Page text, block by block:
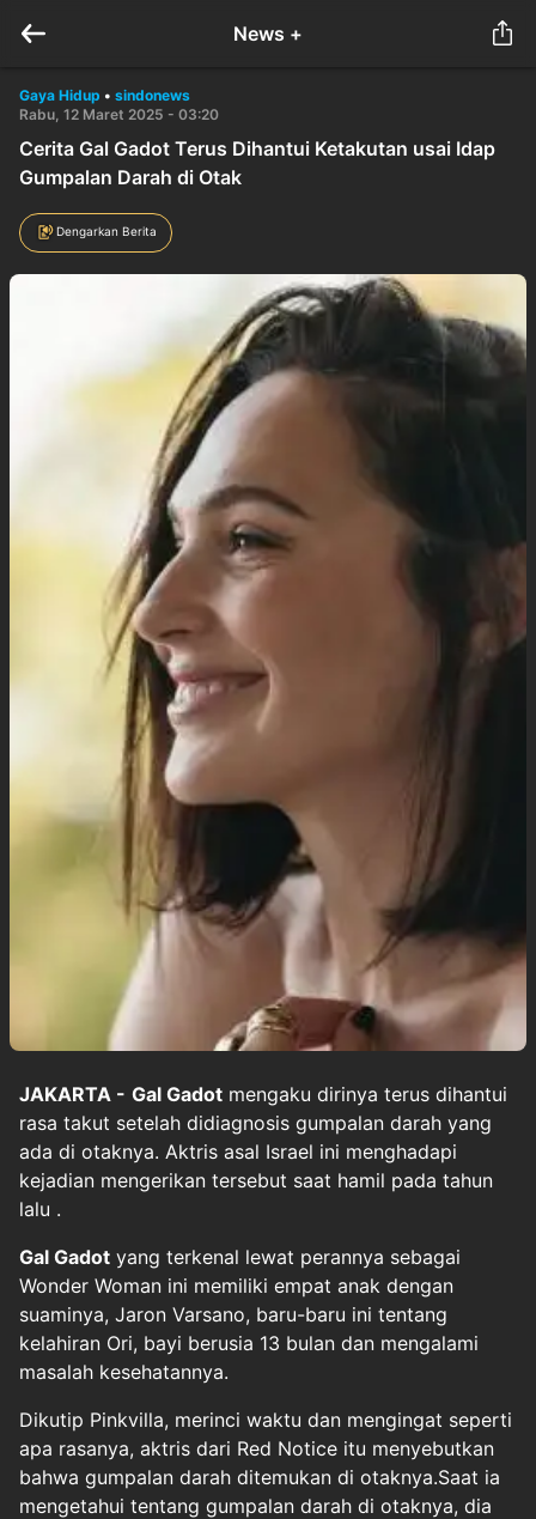
News +
Gaya Hidup • sindonews
Rabu, 12 Maret 2025 - 03:20
Cerita Gal Gadot Terus Dihantui Ketakutan usai Idap
Gumpalan Darah di Otak
Dengarkan Berita
JAKARTA - Gal Gadot mengaku dirinya terus dihantui
rasa takut setelah didiagnosis gumpalan darah yang
ada di otaknya. Aktris asal Israel ini menghadapi
kejadian mengerikan tersebut saat hamil pada tahun
lalu .
Gal Gadot yang terkenal lewat perannya sebagai
Wonder Woman ini memiliki empat anak dengan
suaminya, Jaron Varsano, baru-baru ini tentang
kelahiran Ori, bayi berusia 13 bulan dan mengalami
masalah kesehatannya.
Dikutip Pinkvilla, merinci waktu dan mengingat seperti
apa rasanya, aktris dari Red Notice itu menyebutkan
bahwa gumpalan darah ditemukan di otaknya.Saat ia
mengetahui tentang gumpalan darah di otaknya, dia